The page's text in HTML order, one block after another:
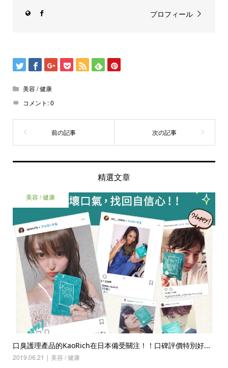
プロフィール
美容 / 健康
コメント:0
精選文章
美容 / 健康
口臭護理產品的KaoRich在日本備受關注！！口碑評價特別好...
2019.06.21 美容 / 健康